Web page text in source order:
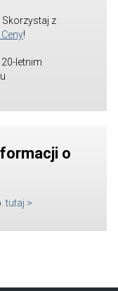
Skorzystaj z
!
letnim
o
tutaj >